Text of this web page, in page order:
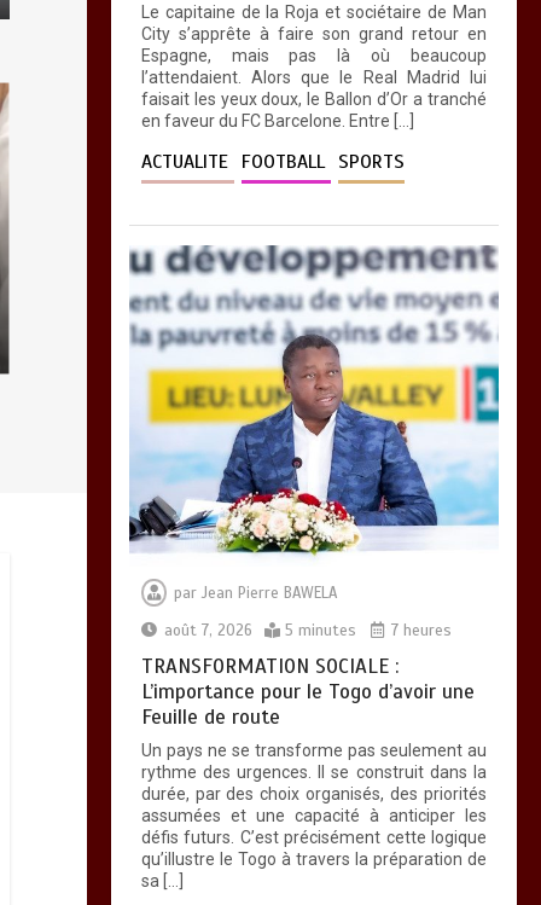
Le capitaine de la Roja et sociétaire de Man
City s’apprête à faire son grand retour en
Espagne, mais pas là où beaucoup
l’attendaient. Alors que le Real Madrid lui
faisait les yeux doux, le Ballon d’Or a tranché
en faveur du FC Barcelone. Entre […]
ACTUALITE FOOTBALL SPORTS
par Jean Pierre BAWELA
août 7, 2026
5 minutes 7 heures
TRANSFORMATION SOCIALE :
L’importance pour le Togo d’avoir une
Feuille de route
Un pays ne se transforme pas seulement au
rythme des urgences. Il se construit dans la
durée, par des choix organisés, des priorités
assumées et une capacité à anticiper les
défis futurs. C’est précisément cette logique
qu’illustre le Togo à travers la préparation de
sa […]